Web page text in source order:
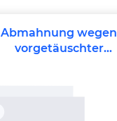
Abmahnung wegen
vorgetäuschter